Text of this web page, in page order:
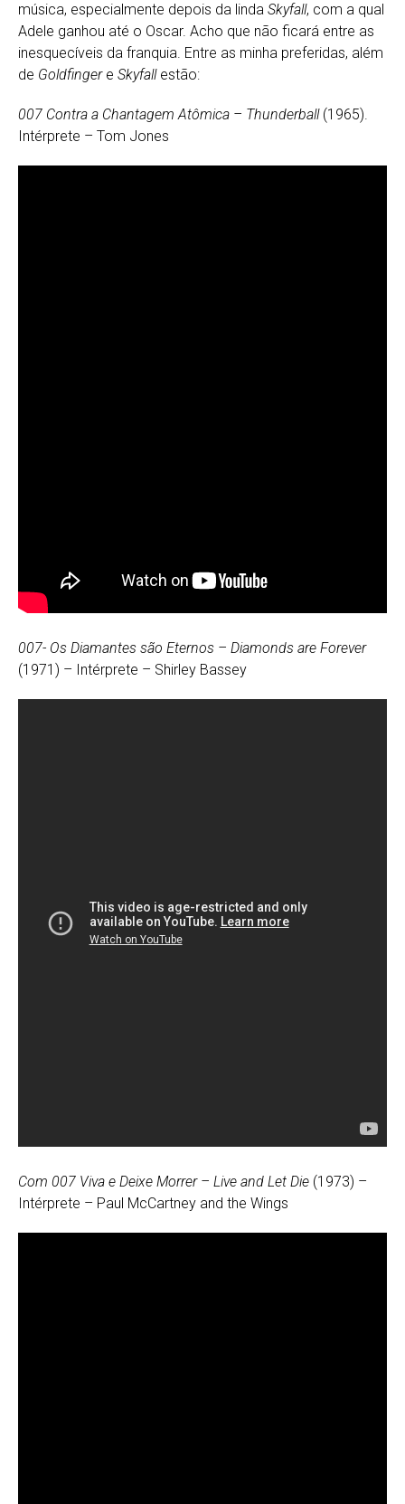
música, especialmente depois da linda Skyfall, com a qual
Adele ganhou até o Oscar. Acho que não ficará entre as
inesquecíveis da franquia. Entre as minha preferidas, além
de Goldfingere Skyfallestão:
007 Contra a Chantagem Atômica – Thunderball(1965).
Intérprete – Tom Jones
007- Os Diamantes são Eternos – Diamonds are Forever
(1971) – Intérprete – Shirley Bassey
Com 007 Viva e Deixe Morrer – Live and Let Die (1973) –
Intérprete – Paul McCartney and the Wings